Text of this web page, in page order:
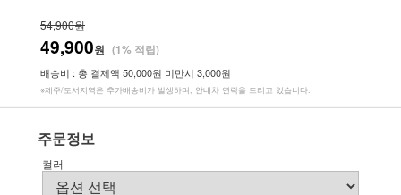
54,900원
49,900원 (1% 적립)
배송비 : 총 결제액 50,000원 미만시 3,000원
※제주/도서지역은 추가배송비가 발생하며, 안내차 연락을 드리고 있습니다.
주문정보
컬러